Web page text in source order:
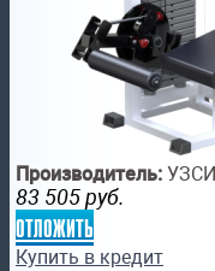
Производитель: УЗСИ
83 505 руб.
отложить
Купить в кредит